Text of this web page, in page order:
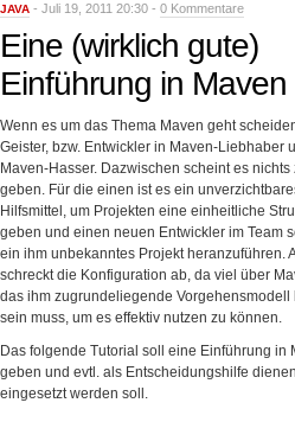
JAVA - Juli 19, 2011 20:30 - 0 Kommentare
Eine (wirklich gute)
Einführung in Maven
Wenn es um das Thema Maven geht
Geister, bzw. Entwickler in Maven-Liebhaber
Maven-Hasser. Dazwischen scheint es nichts
geben. Für die einen ist es ein
Hilfsmittel, um Projekten eine einheitliche
geben und einen neuen Entwickler im Team
ein ihm unbekanntes Projekt heranzuführen.
schreckt die Konfiguration ab, da viel über
das ihm zugrundeliegende Vorgehensmodell
sein muss, um es effektiv nutzen zu können.
Das folgende Tutorial soll eine Einführung in
geben und evtl. als Entscheidungshilfe
eingesetzt werden soll.